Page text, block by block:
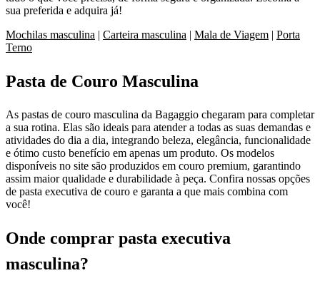
sua preferida e adquira já!
Mochilas masculina | Carteira masculina | Mala de Viagem | Porta
Terno
Pasta de Couro Masculina
As pastas de couro masculina da Bagaggio chegaram para completar
a sua rotina. Elas são ideais para atender a todas as suas demandas e
atividades do dia a dia, integrando beleza, elegância, funcionalidade
e ótimo custo benefício em apenas um produto. Os modelos
disponíveis no site são produzidos em couro premium, garantindo
assim maior qualidade e durabilidade à peça. Confira nossas opções
de pasta executiva de couro e garanta a que mais combina com
você!
Onde comprar pasta executiva
masculina?